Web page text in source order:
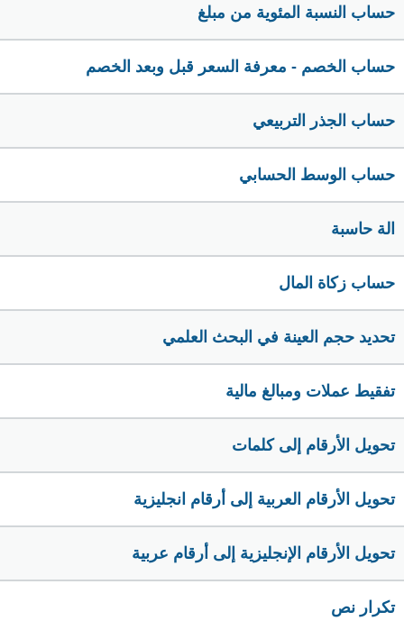
حساب النسبة المئوية من مبلغ
حساب الخصم - معرفة السعر قبل وبعد الخصم
حساب الجذر التربيعي
حساب الوسط الحسابي
الة حاسبة
حساب زكاة المال
تحديد حجم العينة في البحث العلمي
تفقيط عملات ومبالغ مالية
تحويل الأرقام إلى كلمات
تحويل الأرقام العربية إلى أرقام انجليزية
تحويل الأرقام الإنجليزية إلى أرقام عربية
تكرار نص